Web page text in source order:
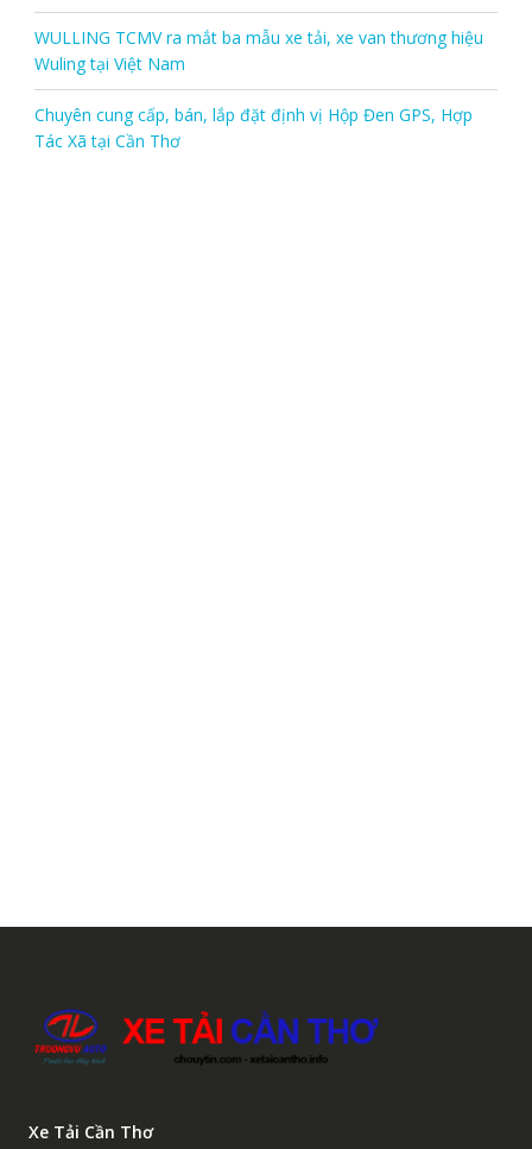
WULLING TCMV ra mắt ba mẫu xe tải, xe van thương hiệu
Wuling tại Việt Nam
Chuyên cung cấp, bán, lắp đặt định vị Hộp Đen GPS, Hợp
Tác Xã tại Cần Thơ
Xe Tải Cần Thơ